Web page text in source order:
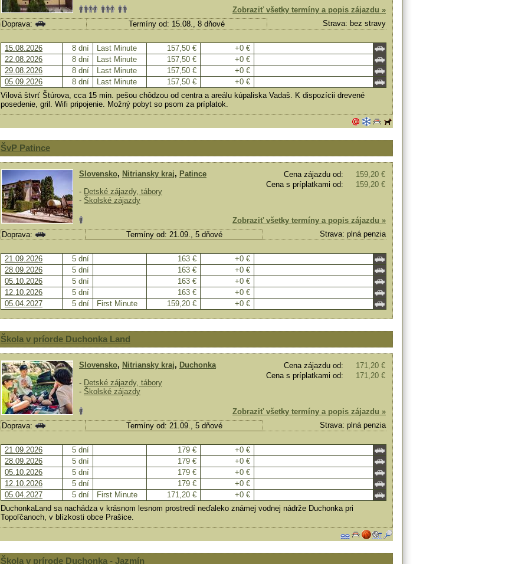
Zobraziť všetky termíny a popis zájazdu »
Doprava:
Termíny od: 15.08., 8 dňové Strava: bez stravy
15.08.2026 8 dní Last Minute 157,50 €
+0 €
22.08.2026
8 dní Last Minute 157,50 €
+0 €
29.08.2026
8 dní Last Minute 157,50 €
+0 €
05.09.2026
8 dní Last Minute 157,50 €
+0 €
Vilová štvrť Štúrova, cca 15 min. pešou chôdzou od centra a areálu kúpaliska Vadaš. K dispozícii drevené
posedenie, gril. Wifi pripojenie. Možný pobyt so psom za príplatok.
ŠvP Patince
Cena zájazdu od:
159,20 €
Cena s príplatkami od:
159,20 €
Slovensko, Nitriansky kraj, Patince
- Detské zájazdy, tábory
- Školské zájazdy
Zobraziť všetky termíny a popis zájazdu »
Doprava:
Termíny od: 21.09., 5 dňové Strava: plná penzia
21.09.2026 5 dní 163 €
+0 €
28.09.2026
5 dní 163 €
+0 €
05.10.2026
5 dní 163 €
+0 €
12.10.2026
5 dní 163 €
+0 €
05.04.2027
5 dní First Minute 159,20 € +0 €
Škola v príorde Duchonka Land
Cena zájazdu od:
171,20 €
Cena s príplatkami od:
171,20 €
Slovensko, Nitriansky kraj, Duchonka
- Detské zájazdy, tábory
- Školské zájazdy
Zobraziť všetky termíny a popis zájazdu »
Doprava:
Termíny od: 21.09., 5 dňové Strava: plná penzia
21.09.2026 5 dní 179 €
+0 €
28.09.2026
5 dní 179 €
+0 €
05.10.2026
5 dní 179 €
+0 €
12.10.2026
5 dní 179 €
+0 €
05.04.2027
5 dní First Minute 171,20 €
+0 €
DuchonkaLand sa nachádza v krásnom lesnom prostredí neďaleko známej vodnej nádrže Duchonka pri
Topoľčanoch, v blízkosti obce Prašice.
Škola v prírode Duchonka - Jazmín